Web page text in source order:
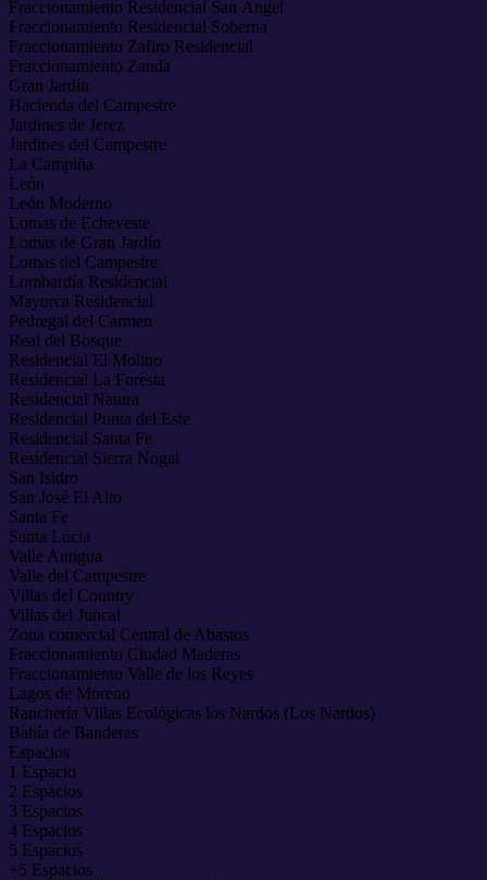
Fraccionamiento Residencial San Ángel
Fraccionamiento Residencial Soberna
Fraccionamiento Zafiro Residencial
Fraccionamiento Zanda
Gran Jardín
Hacienda del Campestre
Jardines de Jerez
Jardines del Campestre
La Campiña
León
León Moderno
Lomas de Echeveste
Lomas de Gran Jardín
Lomas del Campestre
Lombardía Residencial
Mayorca Residencial
Pedregal del Carmen
Real del Bosque
Residencial El Molino
Residencial La Foresta
Residencial Natura
Residencial Punta del Este
Residencial Santa Fe
Residencial Sierra Nogal
San Isidro
San José El Alto
Santa Fe
Santa Lucia
Valle Antigua
Valle del Campestre
Villas del Country
Villas del Juncal
Zona comercial Central de Abastos
Fraccionamiento Ciudad Maderas
Fraccionamiento Valle de los Reyes
Lagos de Moreno
Ranchería Villas Ecológicas los Nardos (Los Nardos)
Bahía de Banderas
Espacios
1 Espacio
2 Espacios
3 Espacios
4 Espacios
5 Espacios
+5 Espacios